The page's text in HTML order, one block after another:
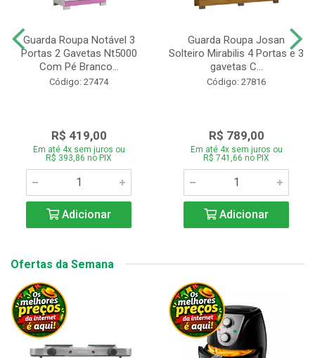
Guarda Roupa Notável 3
Portas 2 Gavetas Nt5000
Com Pé Branco...
Código: 27474
R$ 419,00
Em até 4x sem juros ou
R$ 393,86 no PIX
Adicionar
Guarda Roupa Josan
Solteiro Mirabilis 4 Portas e 3
gavetas C...
Código: 27816
R$ 789,00
Em até 4x sem juros ou
R$ 741,66 no PIX
Adicionar
Ofertas da Semana